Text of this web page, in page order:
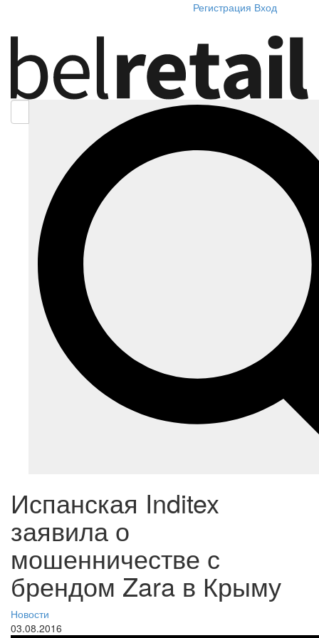
Регистрация Вход
Испанская Inditex
заявила о
мошенничестве с
брендом Zara в Крыму
Новости
03.08.2016